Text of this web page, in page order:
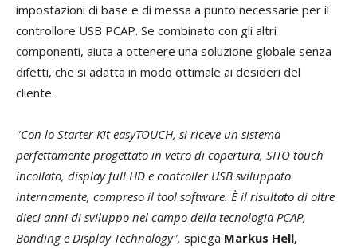
impostazioni di base e di messa a punto necessarie per il
controllore USB PCAP. Se combinato con gli altri
componenti, aiuta a ottenere una soluzione globale senza
difetti, che si adatta in modo ottimale ai desideri del
cliente.
"Con lo Starter Kit easyTOUCH, si riceve un sistema
perfettamente progettato in vetro di copertura, SITO touch
incollato, display full HD e controller USB sviluppato
internamente, compreso il tool software. È il risultato di oltre
dieci anni di sviluppo nel campo della tecnologia PCAP,
Bonding e Display Technology", spiega Markus Hell,